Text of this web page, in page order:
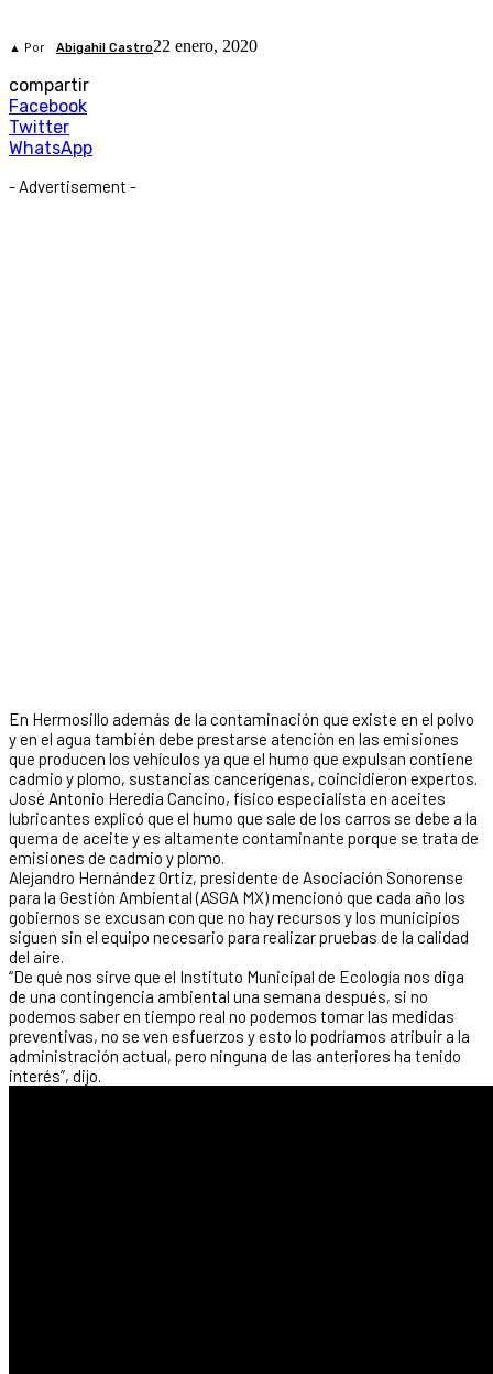
▲ Por Abigahil Castro22 enero, 2020
compartir
Facebook
Twitter
WhatsApp
- Advertisement -
En Hermosillo además de la contaminación que existe en el polvo
y en el agua también debe prestarse atención en las emisiones
que producen los vehículos ya que el humo que expulsan contiene
cadmio y plomo, sustancias cancerígenas, coincidieron expertos.
José Antonio Heredia Cancino, físico especialista en aceites
lubricantes explicó que el humo que sale de los carros se debe a la
quema de aceite y es altamente contaminante porque se trata de
emisiones de cadmio y plomo.
Alejandro Hernández Ortiz, presidente de Asociación Sonorense
para la Gestión Ambiental (ASGA MX) mencionó que cada año los
gobiernos se excusan con que no hay recursos y los municipios
siguen sin el equipo necesario para realizar pruebas de la calidad
del aire.
“De qué nos sirve que el Instituto Municipal de Ecología nos diga
de una contingencia ambiental una semana después, si no
podemos saber en tiempo real no podemos tomar las medidas
preventivas, no se ven esfuerzos y esto lo podríamos atribuir a la
administración actual, pero ninguna de las anteriores ha tenido
interés”, dijo.